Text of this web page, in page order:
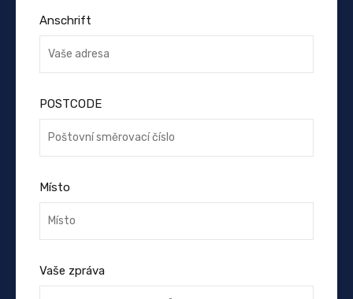
Anschrift
POSTCODE
Místo
Vaše zpráva